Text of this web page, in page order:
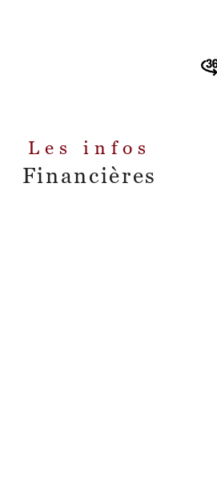
Les infos
Financières